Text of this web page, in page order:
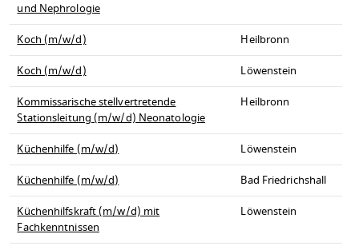
und Nephrologie
Koch (m/w/d)
Heilbronn
Koch (m/w/d)
Löwenstein
Kommissarische stellvertretende
Stationsleitung (m/w/d) Neonatologie
Heilbronn
Küchenhilfe (m/w/d)
Löwenstein
Küchenhilfe (m/w/d)
Bad Friedrichshall
Küchenhilfskraft (m/w/d) mit
Fachkenntnissen
Löwenstein